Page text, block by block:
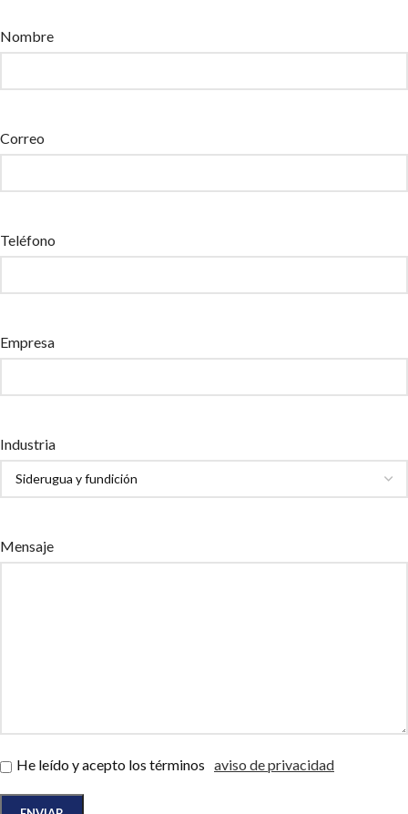
Nombre
Correo
Teléfono
Empresa
Industria
Mensaje
He leído y acepto los términos aviso de privacidad